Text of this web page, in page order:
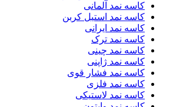
کاسه نمد آلمانی
کاسه نمد استیل کربن
کاسه نمد ایرانی
کاسه نمد ترک
کاسه نمد چینی
کاسه نمد ژاپنی
کاسه نمد فشار قوی
کاسه نمد فلزی
کاسه نمد لاستیکی